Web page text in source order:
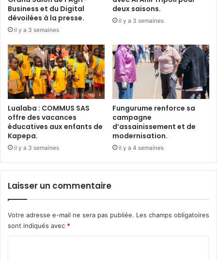
Business et du Digital
dévoilées à la presse.
il y a 3 semaines
deux saisons.
il y a 3 semaines
Lualaba : COMMUS SAS
offre des vacances
éducatives aux enfants de
Kapepa.
il y a 3 semaines
Fungurume renforce sa
campagne
d’assainissement et de
modernisation.
il y a 4 semaines
Laisser un commentaire
Votre adresse e-mail ne sera pas publiée. Les champs obligatoires
sont indiqués avec *